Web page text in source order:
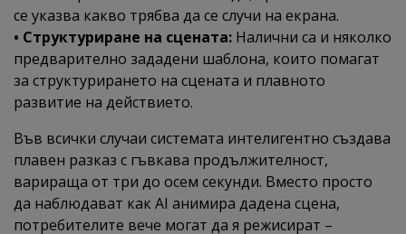
се указва какво трябва да се случи на екрана.
• Структуриране на сцената: Налични са и няколко
предварително зададени шаблона, които помагат
за структурирането на сцената и плавното
развитие на действието.
Във всички случаи системата интелигентно създава
плавен разказ с гъвкава продължителност,
варираща от три до осем секунди. Вместо просто
да наблюдават как AI анимира дадена сцена,
потребителите вече могат да я режисират –